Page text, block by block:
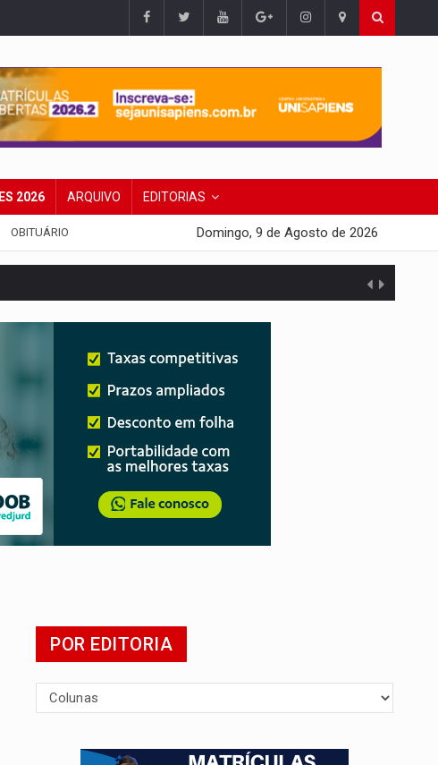
2026 ARQUIVO EDITORIAS
OBITUÁRIO Domingo, 9 de Agosto de 2026
POR EDITORIA